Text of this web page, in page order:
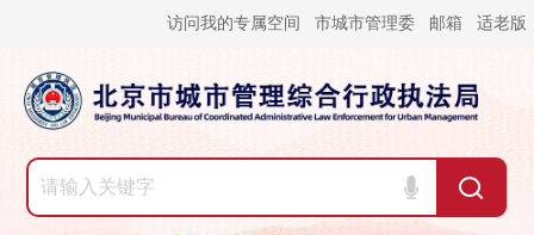
访问我的专属空间 市城市管理委 邮箱 适老版